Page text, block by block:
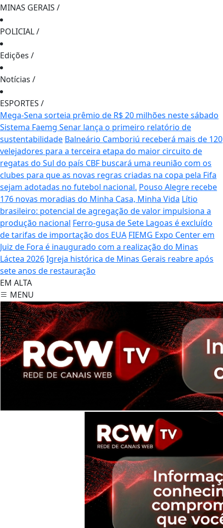
MINAS GERAIS /
POLICIAL/
Edições /
Notícias /
ESPORTES /
Mega-Sena sorteia prêmio de R$ 20 milhões neste sábado
Sistema Faemg Senar lança o primeiro relatório de
sustentabilidade Balneário Camboriú receberá mais de 120
velejadores para a terceira etapa do maior circuito de
regatas do Sul do país CBF buscará uma reunião com os
clubes para que as novas regras criadas na copa pela Fifa
sejam adotadas no futebol nacional. Pouso Alegre recebe
176 novas moradias do Minha Casa, Minha Vida Lítio
brasileiro: potencial de agregação de valor impulsiona a
produção nacional Ferro-gusa de Sete Lagoas é excluído
de tarifas de importação dos EUA FIEMG Expo Center em
Juiz de Fora é inaugurado com a realização do Minas
Láctea 2026Igreja histórica de Minas Gerais reabre após
sete anos de restauração
EM ALTA
MENU